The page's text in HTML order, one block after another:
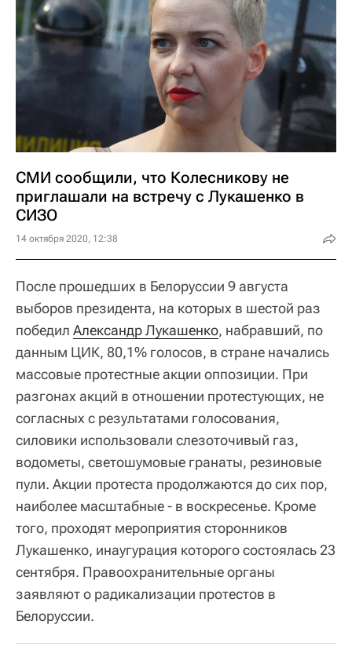
СМИ сообщили, что Колесникову не
приглашали на встречу с Лукашенко в
СИЗО
14 октября 2020, 12:38
После прошедших в Белоруссии 9 августа
выборов президента, на которых в шестой раз
победил Александр Лукашенко, набравший, по
данным ЦИК, 80,1% голосов, в стране начались
массовые протестные акции оппозиции. При
разгонах акций в отношении протестующих, не
согласных с результатами голосования,
силовики использовали слезоточивый газ,
водометы, светошумовые гранаты, резиновые
пули. Акции протеста продолжаются до сих пор,
наиболее масштабные - в воскресенье. Кроме
того, проходят мероприятия сторонников
Лукашенко, инаугурация которого состоялась 23
сентября. Правоохранительные органы
заявляют о радикализации протестов в
Белоруссии.